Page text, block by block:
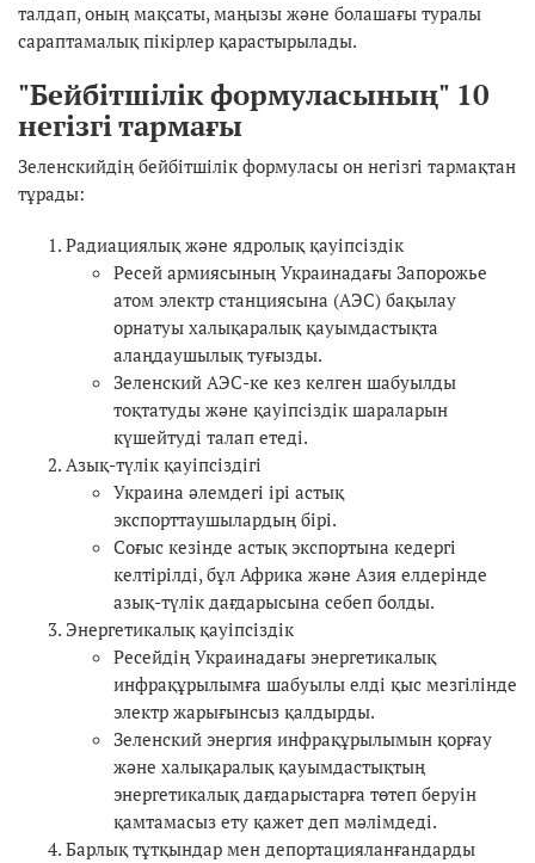
талдап, оның мақсаты, маңызы және болашағы туралы
сараптамалық пікірлер қарастырылады.
"Бейбітшілік формуласының" 10
негізгі тармағы
Зеленскийдің бейбітшілік формуласы он негізгі тармақтан
тұрады:
Радиациялық және ядролық қауіпсіздік
Ресей армиясының Украинадағы Запорожье
атом электр станциясына (АЭС) бақылау
орнатуы халықаралық қауымдастықта
алаңдаушылық туғызды.
Зеленский АЭС-ке кез келген шабуылды
тоқтатуды және қауіпсіздік шараларын
күшейтуді талап етеді.
Азық-түлік қауіпсіздігі
Украина әлемдегі ірі астық
экспорттаушылардың бірі.
Соғыс кезінде астық экспортына кедергі
келтірілді, бұл Африка және Азия елдерінде
азық-түлік дағдарысына себеп болды.
Энергетикалық қауіпсіздік
Ресейдің Украинадағы энергетикалық
инфрақұрылымға шабуылы елді қыс мезгілінде
электр жарығынсыз қалдырды.
Зеленский энергия инфрақұрылымын қорғау
және халықаралық қауымдастықтың
энергетикалық дағдарыстарға төтеп беруін
қамтамасыз ету қажет деп мәлімдеді.
Барлық тұтқындар мен депортацияланғандарды